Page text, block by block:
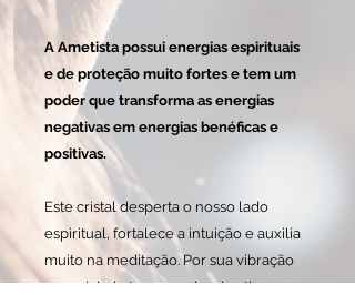
A Ametista possui energias espirituais
e de proteção muito fortes e tem um
poder que transforma as energias
negativas em energias benéficas e
positivas.
Este cristal desperta o nosso lado
espiritual, fortalece a intuição e auxilia
muito na meditação. Por sua vibração
especial ela tem o poder de ativar